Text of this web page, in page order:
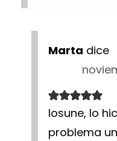
Marta dice
Iosune, lo
problema